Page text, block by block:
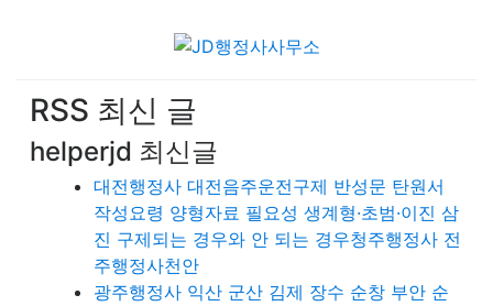
RSS 최신 글
helperjd 최신글
대전행정사 대전음주운전구제 반성문 탄원서
작성요령 양형자료 필요성 생계형·초범·이진 삼
진 구제되는 경우와 안 되는 경우청주행정사 전
주행정사천안
광주행정사 익산 군산 김제 장수 순창 부안 순